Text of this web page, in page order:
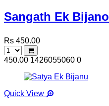
Sangath Ek Bijano
Rs 450.00
450.00 1426055060 0
Quick View